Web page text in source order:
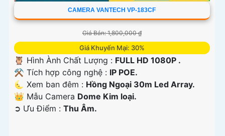
CAMERA VANTECH VP-183CF
Giá Bán: 1,800,000 ₫
Giá Khuyến Mại: 30%
🦉 Hình Ành Chất Lượng : FULL HD 1080P .
⚒ Tích hợp công nghệ : IP POE.
🌜 Xem ban đêm : Hồng Ngoại 30m Led Array.
👑 Mẫu Camera Dome Kim loại.
️➲ Ưu Điểm : Thu Âm.